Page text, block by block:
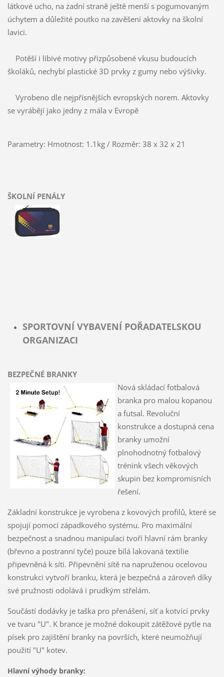
látkové ucho, na zadní straně ještě menší s pogumovaným
úchytem a důležité poutko na zavěšení aktovky na školní
lavici.
Potěší i líbivé motivy přizpůsobené vkusu budoucích
školáků, nechybí plastické 3D prvky z gumy nebo výšivky.
Vyrobeno dle nejpřísnějších evropských norem. Aktovky
se vyrábějí jako jedny z mála v Evropě
Parametry: Hmotnost: 1.1kg / Rozměr: 38 x 32 x 21
ŠKOLNÍ PENÁLY
SPORTOVNÍ VYBAVENÍ POŘADATELSKOU
ORGANIZACI
BEZPEČNÉ BRANKY
Nová skládací fotbalová
branka pro malou kopanou
a futsal. Revoluční
konstrukce a dostupná cena
branky umožní
plnohodnotný fotbalový
trénink všech věkových
skupin bez kompromisních
řešení.
Základní konstrukce je vyrobena z kovových profilů, které se
spojují pomocí západkového systému. Pro maximální
bezpečnost a snadnou manipulaci tvoří hlavní rám branky
(břevno a postranní tyče) pouze bílá lakovaná textilie
připevněná k síti. Připevnění sítě na napruženou ocelovou
konstrukci vytvoří branku, která je bezpečná a zároveň díky
své pružnosti odolává i prudkým střelám.
Součástí dodávky je taška pro přenášení, síť a kotvící prvky
ve tvaru "U". K brance je možné dokoupit zátěžové pytle na
písek pro zajištění branky na površích, které neumožňují
použití "U" kotev.
Hlavní výhody branky: